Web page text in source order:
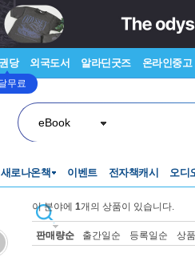
당
무료
외국도서 알라딘굿즈 온라인중고
eBook
새로나온책 이벤트 전자책캐시 오디
이 분야에 1개의 상품이 있습니다.
판매량순 출간일순 등록일순 상